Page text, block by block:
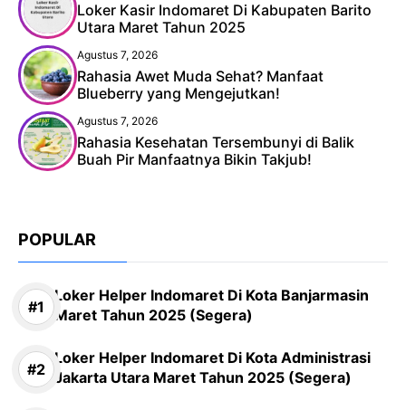
Loker Kasir Indomaret Di Kabupaten Barito
Utara Maret Tahun 2025
Agustus 7, 2026
Rahasia Awet Muda Sehat? Manfaat
Blueberry yang Mengejutkan!
Agustus 7, 2026
Rahasia Kesehatan Tersembunyi di Balik
Buah Pir Manfaatnya Bikin Takjub!
POPULAR
Loker Helper Indomaret Di Kota Banjarmasin
Maret Tahun 2025 (Segera)
Loker Helper Indomaret Di Kota Administrasi
Jakarta Utara Maret Tahun 2025 (Segera)